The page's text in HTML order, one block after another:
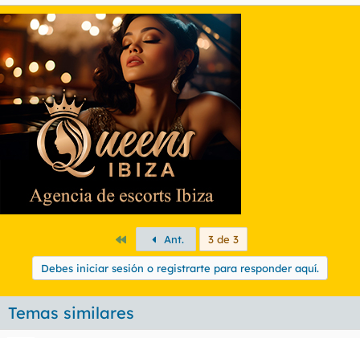
PrimeroAnt. 3 de 3
Debes iniciar sesión o registrarte para responder aquí.
Temas similares